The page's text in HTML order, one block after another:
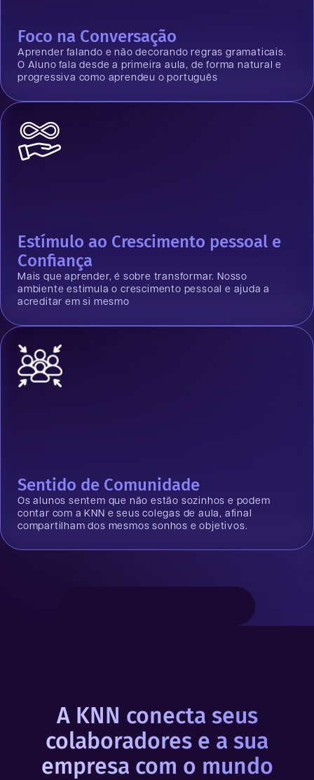
Foco na Conversação
Aprender falando e não decorando regras gramaticais.
O Aluno fala desde a primeira aula, de forma natural e
progressiva como aprendeu o português
Estímulo ao Crescimento pessoal e
Confiança
Mais que aprender, é sobre transformar. Nosso
ambiente estimula o crescimento pessoal e ajuda a
acreditar em si mesmo
Sentido de Comunidade
Os alunos sentem que não estão sozinhos e podem
contar com a KNN e seus colegas de aula, afinal
compartilham dos mesmos sonhos e objetivos.
A KNN conecta seus
colaboradores e a sua
empresa com o mundo